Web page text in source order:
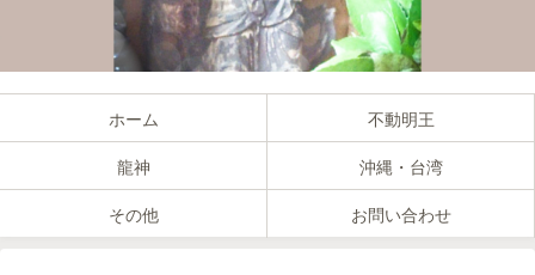
ホーム
不動明王
龍神
沖縄・台湾
その他
お問い合わせ